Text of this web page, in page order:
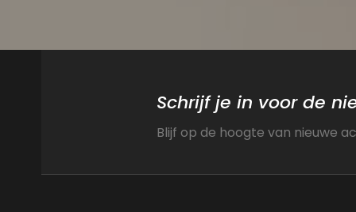
Schrijf je in voor de
Blijf op de hoogte van nieuwe